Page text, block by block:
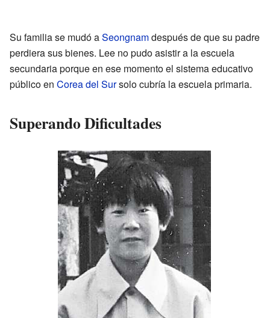
Su familia se mudó aSeongnamdespués de que su padre
perdiera sus bienes. Lee no pudo asistir a la escuela
secundaria porque en ese momento el sistema educativo
público en Corea del Sursolo cubría la escuela primaria.
Superando Dificultades